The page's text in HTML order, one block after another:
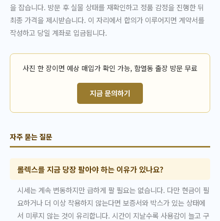
을 잡습니다. 방문 후 실물 상태를 재확인하고 정품 감정을 진행한 뒤
최종 가격을 제시받습니다. 이 자리에서 합의가 이루어지면 계약서를
작성하고 당일 계좌로 입금됩니다.
사진 한 장이면 예상 매입가 확인 가능, 함열동 출장 방문 무료
지금 문의하기
자주 묻는 질문
롤렉스를 지금 당장 팔아야 하는 이유가 있나요?
시세는 계속 변동하지만 급하게 팔 필요는 없습니다. 다만 현금이 필
요하거나 더 이상 착용하지 않는다면 보증서와 박스가 있는 상태에
서 미루지 않는 것이 유리합니다. 시간이 지날수록 사용감이 늘고 구